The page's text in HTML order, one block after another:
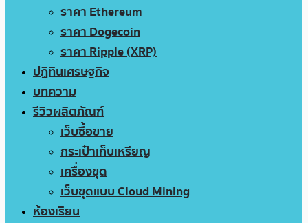
ราคา Ethereum
ราคา Dogecoin
ราคา Ripple (XRP)
ปฏิทินเศรษฐกิจ
บทความ
รีวิวผลิตภัณฑ์
เว็บซื้อขาย
กระเป๋าเก็บเหรียญ
เครื่องขุด
เว็บขุดแบบ Cloud Mining
ห้องเรียน